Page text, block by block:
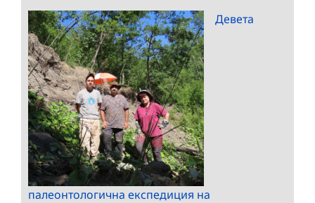
Девета
палеонтологична експедиция на